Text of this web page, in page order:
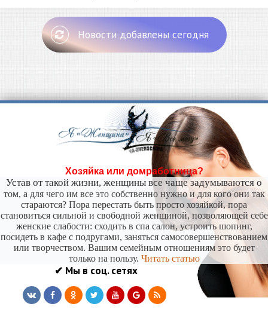
Новости добавлены сегодня
Хозяйка или домработница?
Устав от такой жизни, женщины все чаще задумываются о
том, а для чего им все это собственно нужно и для кого они так
стараются? Пора перестать быть просто хозяйкой, пора
становиться сильной и свободной женщиной, позволяющей себе
женские слабости: сходить в спа салон, устроить шопинг,
посидеть в кафе с подругами, заняться самосовершенствованием
или творчеством. Вашим семейным отношениям это будет
только на пользу. Читать статью
✔ Мы в соц. сетях